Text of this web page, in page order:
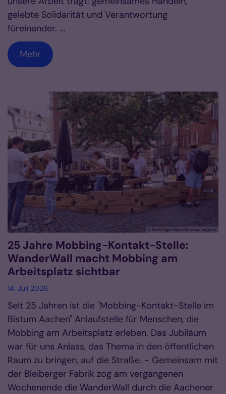
gelebte Solidarität und Verantwortung
füreinander. ...
Mehr
© Bleiberger Fabrik/Thomas Langens
25 Jahre Mobbing-Kontakt-Stelle:
WanderWall macht Mobbing am
Arbeitsplatz sichtbar
14. Juli 2026
Seit 25 Jahren ist die "Mobbing-Kontakt-Stelle im
Bistum Aachen" Anlaufstelle für Menschen, die
Mobbing am Arbeitsplatz erleben. Das Jubiläum
war für uns Anlass, das Thema in den öffentlichen
Raum zu bringen, auf die Straße. - Gemeinsam mit
der Bleiberger Fabrik zog am vergangenen
Wochenende die WanderWall durch die Aachener